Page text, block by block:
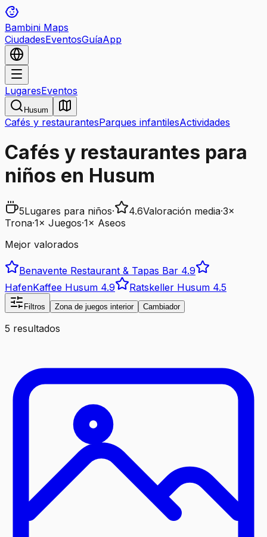
Bambini Maps
CiudadesEventosGuíaApp
LugaresEventos
Husum
Cafés y restaurantesParques infantilesActividades
Cafés y restaurantes para
niños en Husum
5Lugares para niños· 4.6Valoración media·3×
Trona·1× Juegos·1× Aseos
Mejor valorados
Benavente Restaurant & Tapas Bar 4.9
HafenKaffee Husum 4.9 Ratskeller Husum 4.5
Filtros Zona de juegos interior Cambiador
5 resultados